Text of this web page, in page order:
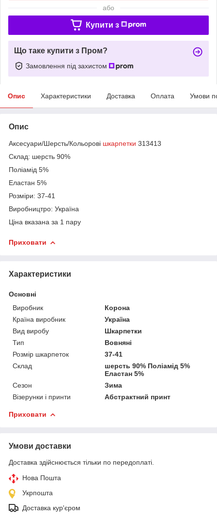
або
Купити з
Що таке купити з Пром?
Замовлення під захистом
Опис Характеристики Доставка Оплата Умови
Опис
Аксесуари/Шерсть/Кольорові шкарпетки 313413
Склад: шерсть 90%
Поліамід 5%
Еластан 5%
Розміри: 37-41
Виробництро: Україна
Ціна вказана за 1 пару
Приховати
Характеристики
Основні
Виробник
Корона
Країна виробник
Україна
Вид виробу
Шкарпетки
Тип
Вовняні
Розмір шкарпеток
37-41
Склад
шерсть 90% Поліамід 5%
Еластан 5%
Сезон
Зима
Візерунки і принти
Абстрактний принт
Приховати
Умови доставки
Доставка здійснюється тільки по передоплаті.
Нова Пошта
Укрпошта
Доставка кур'єром